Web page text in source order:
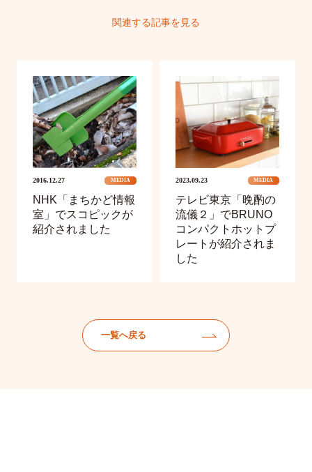
関連する記事を見る
2016.12.27 MEDIA
NHK「まちかど情報
室」でスコピックが
紹介されました
2023.09.23 MEDIA
テレビ東京「晩酌の
流儀２」でBRUNO
コンパクトホットプ
レートが紹介されま
した
一覧へ戻る